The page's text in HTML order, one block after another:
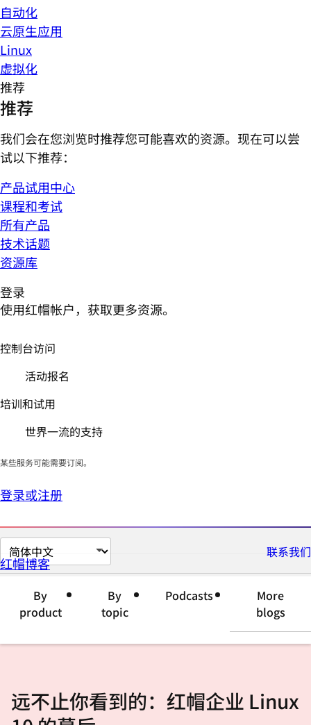
自动化
云原生应用
Linux
虚拟化
推荐
推荐
我们会在您浏览时推荐您可能喜欢的资源。现在可以尝
试以下推荐：
产品试用中心
课程和考试
所有产品
技术话题
资源库
登录
使用红帽帐户，获取更多资源。
控制台访问
活动报名
培训和试用
世界一流的支持
某些服务可能需要订阅。
登录或注册
切
换
言
联系我们
红帽博客
By
product
By
topic
Podcasts
More
blogs
远不止你看到的：红帽企业 Linux